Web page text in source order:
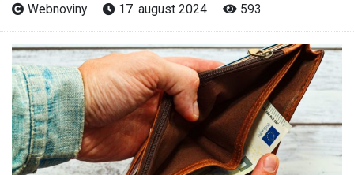
Webnoviny 17. august 2024 593